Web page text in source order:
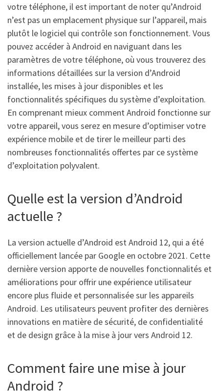
votre téléphone, il est important de noter qu’Android
n’est pas un emplacement physique sur l’appareil, mais
plutôt le logiciel qui contrôle son fonctionnement. Vous
pouvez accéder à Android en naviguant dans les
paramètres de votre téléphone, où vous trouverez des
informations détaillées sur la version d’Android
installée, les mises à jour disponibles et les
fonctionnalités spécifiques du système d’exploitation.
En comprenant mieux comment Android fonctionne sur
votre appareil, vous serez en mesure d’optimiser votre
expérience mobile et de tirer le meilleur parti des
nombreuses fonctionnalités offertes par ce système
d’exploitation polyvalent.
Quelle est la version d’Android
actuelle ?
La version actuelle d’Android est Android 12, qui a été
officiellement lancée par Google en octobre 2021. Cette
dernière version apporte de nouvelles fonctionnalités et
améliorations pour offrir une expérience utilisateur
encore plus fluide et personnalisée sur les appareils
Android. Les utilisateurs peuvent profiter des dernières
innovations en matière de sécurité, de confidentialité
et de design grâce à la mise à jour vers Android 12.
Comment faire une mise à jour
Android ?